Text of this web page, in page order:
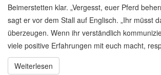
Beimerstetten klar. „Vergesst, euer Pferd
sagt er vor dem Stall auf Englisch. „Ihr müsst
überzeugen. Wenn ihr verständlich
viele positive Erfahrungen mit euch macht,
Weiterlesen